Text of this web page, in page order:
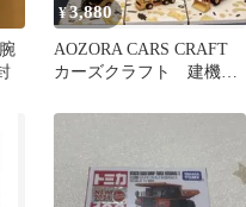
¥3,880
AOZORA CARS CRAFT
カーズクラフト 建機シ